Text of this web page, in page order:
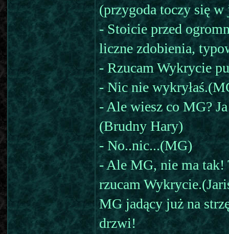
(przygoda toczy się
- Stoicie przed
liczne zdobienia,
- Rzucam Wykrycie
- Nic nie
- Ale wiesz co MG?
(Brudny Hary)
- No..nic...(MG)
- Ale MG, nie ma tak!
rzucam
MG jadący już na
drzwi!